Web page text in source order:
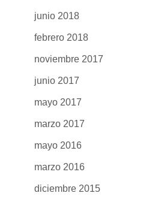
junio 2018
febrero 2018
noviembre 2017
junio 2017
mayo 2017
marzo 2017
mayo 2016
marzo 2016
diciembre 2015